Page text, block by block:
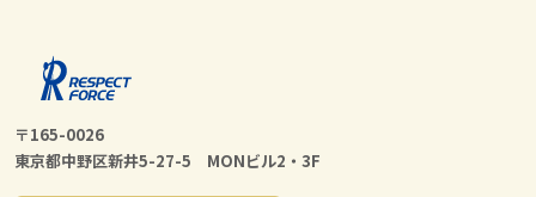
〒165-0026
東京都中野区新井5-27-5 MONビル2・3F